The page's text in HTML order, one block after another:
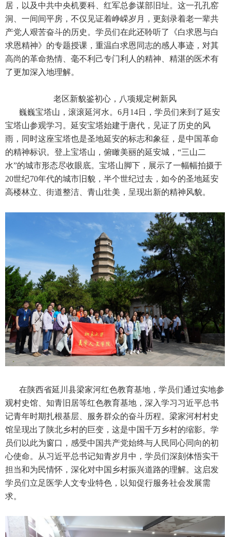
居，以及中共中央机要科、红军总参谋部旧址。这一孔孔窑
洞、一间间平房，不仅见证着峥嵘岁月，更刻录着老一辈共
产党人艰苦奋斗的历史。学员们在此还聆听了《白求恩与白
求恩精神》的专题授课，重温白求恩同志的感人事迹，对其
高尚的革命热情、毫不利己专门利人的精神、精湛的医术有
了更加深入地理解。
老区新貌鉴初心，八项规定树新风
巍巍宝塔山，滚滚延河水。6月14日，学员们来到了延安
宝塔山参观学习。延安宝塔始建于唐代，见证了历史的风
雨，同时这座宝塔也是圣地延安的标志和象征，是中国革命
的精神标识。登上宝塔山，俯瞰美丽的延安城，“三山二
水”的城市形态尽收眼底。宝塔山脚下，展示了一幅幅拍摄于
20世纪70年代的城市旧貌，半个世纪过去，如今的圣地延安
高楼林立、街道整洁、青山壮美，呈现出新的精神风貌。
在陕西省延川县梁家河红色教育基地，学员们通过实地参
观村史馆、知青旧居等红色教育基地，深入学习习近平总书
记青年时期扎根基层、服务群众的奋斗历程。梁家河村村史
馆呈现出了陕北乡村的巨变，这是中国千万乡村的缩影。学
员们以此为窗口，感受中国共产党始终与人民同心同向的初
心使命。从习近平总书记知青岁月中，学员们深刻体悟实干
担当和为民情怀，深化对中国乡村振兴道路的理解。这启发
学员们立足医学人文专业特色，以知促行服务社会发展需
求。